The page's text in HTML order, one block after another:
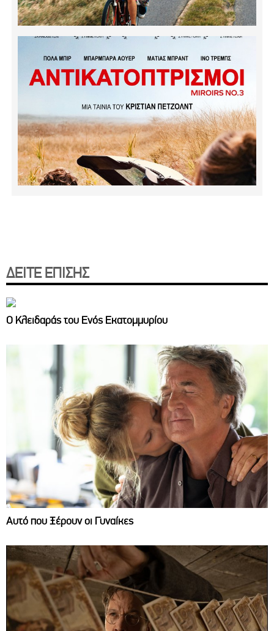
ΔΕΙΤΕ ΕΠΙΣΗΣ
Ο Κλειδαράς του Ενός Εκατομμυρίου
Αυτό που Ξέρουν οι Γυναίκες